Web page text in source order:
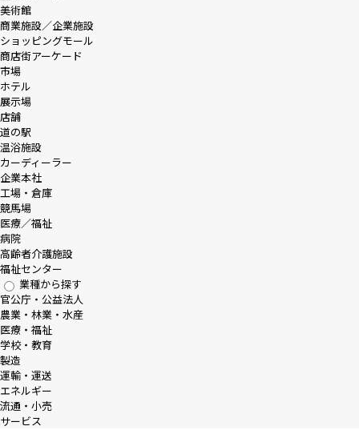
美術館
商業施設／企業施設
ショッピングモール
商店街アーケード
市場
ホテル
展示場
店舗
道の駅
温浴施設
カーディーラー
企業本社
工場・倉庫
競馬場
医療／福祉
病院
高齢者介護施設
福祉センター
業種から探す
官公庁・公益法人
農業・林業・水産
医療・福祉
学校・教育
製造
運輸・運送
エネルギー
流通・小売
サービス